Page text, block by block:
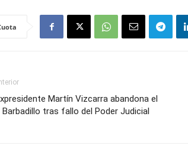
Martín Vizcarra abandona el
Barbadillo tras fallo del Poder Judicial